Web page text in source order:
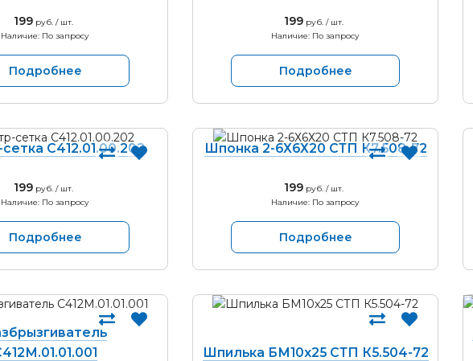
199руб. / шт.
Наличие: По запросу
Подробнее
199руб. / шт.
Наличие: По запросу
Подробнее
С412.01.00.202
199руб. / шт.
Наличие: По запросу
Подробнее
Шпонка 2-6Х6Х20 СТП К7.508-72
199руб. / шт.
Наличие: По запросу
Подробнее
Шпилька БМ10х25 СТП К5.504-72